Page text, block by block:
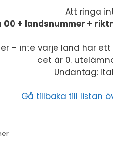
Att ringa
00 + landsnummer +
– inte varje land har
det är 0,
Undantag:
Gå tillbaka till listan